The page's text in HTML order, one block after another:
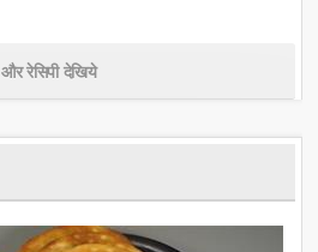
और रेसिपी देखिये